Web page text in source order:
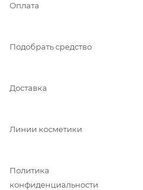
Оплата
Подобрать средство
Доставка
Линии косметики
Политика
конфиденциальности